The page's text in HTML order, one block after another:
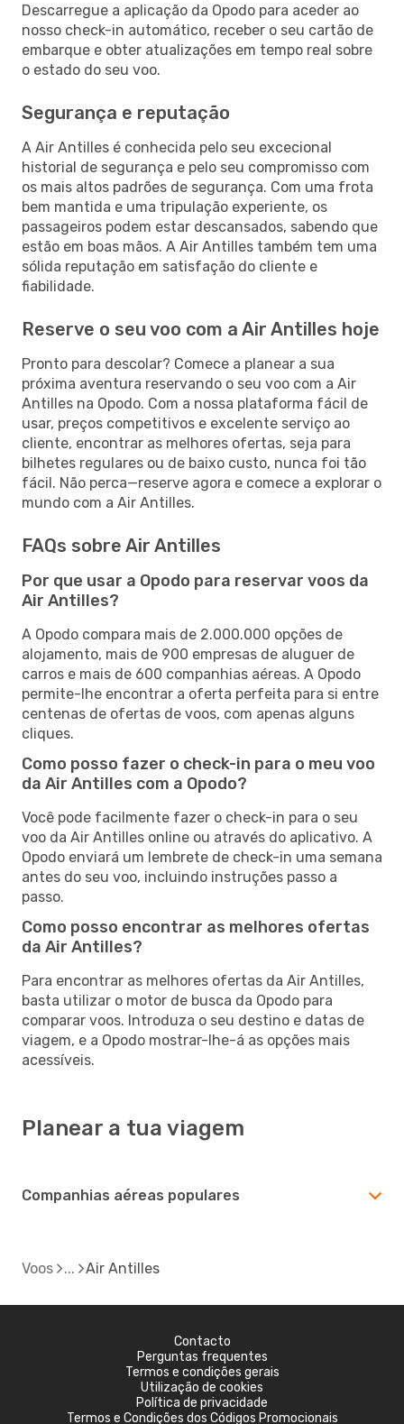
Descarregue a aplicação da Opodo para aceder ao
nosso check-in automático, receber o seu cartão de
embarque e obter atualizações em tempo real sobre
o estado do seu voo.
Segurança e reputação
A Air Antilles é conhecida pelo seu excecional
historial de segurança e pelo seu compromisso com
os mais altos padrões de segurança. Com uma frota
bem mantida e uma tripulação experiente, os
passageiros podem estar descansados, sabendo que
estão em boas mãos. A Air Antilles também tem uma
sólida reputação em satisfação do cliente e
fiabilidade.
Reserve o seu voo com a Air Antilles hoje
Pronto para descolar? Comece a planear a sua
próxima aventura reservando o seu voo com a Air
Antilles na Opodo. Com a nossa plataforma fácil de
usar, preços competitivos e excelente serviço ao
cliente, encontrar as melhores ofertas, seja para
bilhetes regulares ou de baixo custo, nunca foi tão
fácil. Não perca—reserve agora e comece a explorar o
mundo com a Air Antilles.
FAQs sobre Air Antilles
Por que usar a Opodo para reservar voos da
Air Antilles?
A Opodo compara mais de 2.000.000 opções de
alojamento, mais de 900 empresas de aluguer de
carros e mais de 600 companhias aéreas. A Opodo
permite-lhe encontrar a oferta perfeita para si entre
centenas de ofertas de voos, com apenas alguns
cliques.
Como posso fazer o check-in para o meu voo
da Air Antilles com a Opodo?
Você pode facilmente fazer o check-in para o seu
voo da Air Antilles online ou através do aplicativo. A
Opodo enviará um lembrete de check-in uma semana
antes do seu voo, incluindo instruções passo a
passo.
Como posso encontrar as melhores ofertas
da Air Antilles?
Para encontrar as melhores ofertas da Air Antilles,
basta utilizar o motor de busca da Opodo para
comparar voos. Introduza o seu destino e datas de
viagem, e a Opodo mostrar-lhe-á as opções mais
acessíveis.
Planear a tua viagem
Companhias aéreas populares
Voos Air Antilles
Contacto
Perguntas frequentes
Termos e condições gerais
Utilização de cookies
Política de privacidade
Termos e Condições dos Códigos Promocionais